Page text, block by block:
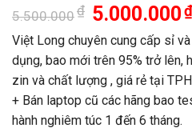
5.500.000₫ Giá
gốc
là:
5.500.000₫.
5.000.000₫
Việt Long chuyên cung cấp sỉ
dụng, bao mới trên 95% trở lên,
zin và chất lượng , giá rẻ tại
+ Bán laptop cũ các hãng bao
hành nghiêm túc 1 đến 6 tháng.